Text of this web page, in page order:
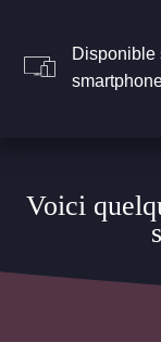
Disponible
Voici